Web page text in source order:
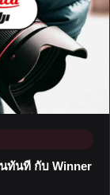
ทันที กับ Winner